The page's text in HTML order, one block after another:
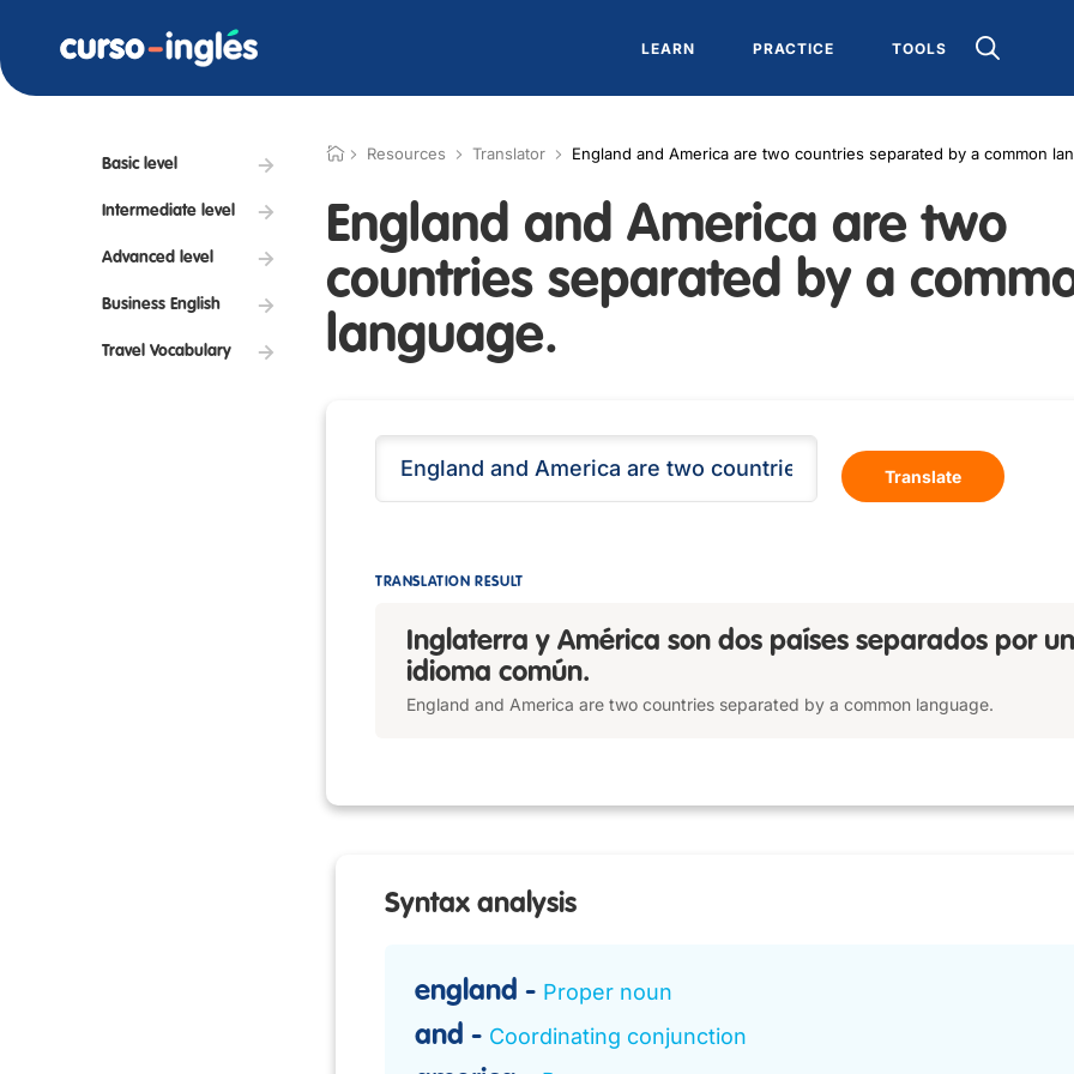
LEARN PRACTICE TOOLS
Basic level
Intermediate level
Advanced level
Business English
Travel Vocabulary
Resources Translator England and America are two countries separated by a common
England and America are two
countries separated by a
language.
Translate
TRANSLATION RESULT
Inglaterra y América son dos países separados por un
idioma común.
England and America are two countries separated by a common language.
Syntax analysis
england Proper noun
and Coordinating conjunction